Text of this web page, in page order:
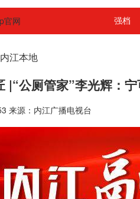
官网 强档
内江本地
|“公厕管家”李光辉：
来源：内江广播电视台